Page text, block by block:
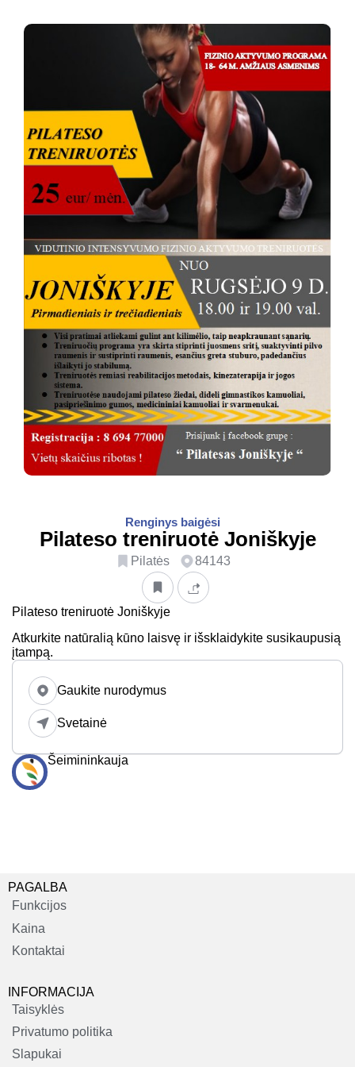
Renginys baigėsi
Pilateso treniruotė Joniškyje
Pilatės 84143
Pilateso treniruotė Joniškyje
Atkurkite natūralią kūno laisvę ir išsklaidykite susikaupusią
įtampą.
Gaukite nurodymus
Svetainė
Šeimininkauja
PAGALBA
Funkcijos
Kaina
Kontaktai
INFORMACIJA
Taisyklės
Privatumo politika
Slapukai